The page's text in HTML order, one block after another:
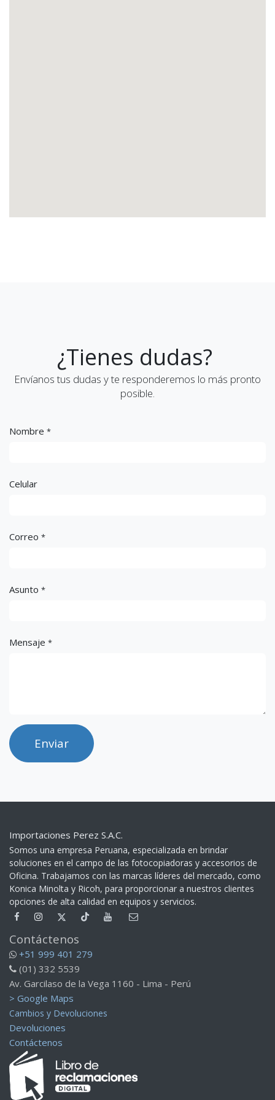
¿Tienes dudas?
Envíanos tus dudas y te responderemos lo más pronto
posible.
Nombre *
Celular
Correo *
Asunto *
Mensaje *
Enviar
Importaciones Perez S.A.C.
Somos una empresa Peruana, especializada en brindar
soluciones en el campo de las fotocopiadoras y accesorios de
Oficina. Trabajamos con las marcas líderes del mercado, como
Konica Minolta y Ricoh, para proporcionar a nuestros clientes
opciones de alta calidad en equipos y servicios.​
Contáctenos
+51 999 401 279
(01) 332 5539
Av. Garcilaso de la Vega 1160 - Lima - Perú
> Google Maps
Cambios y Devoluciones
Devoluciones
Contáctenos